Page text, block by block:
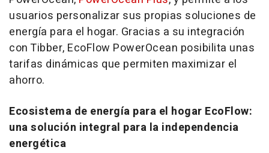
usuarios personalizar sus propias soluciones de
energía para el hogar. Gracias a su integración
con Tibber, EcoFlow PowerOcean posibilita unas
tarifas dinámicas que permiten maximizar el
ahorro.
Ecosistema de energía para el hogar EcoFlow:
una solución integral para la independencia
energética